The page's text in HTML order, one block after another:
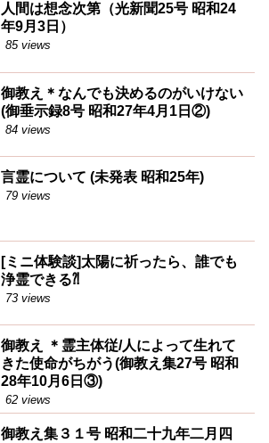
人間は想念次第（光新聞25号 昭和24
年9月3日）
85 views
御教え＊なんでも決めるのがいけない
(御垂示録8号 昭和27年4月1日②)
84 views
言霊について (未発表 昭和25年)
79 views
[ミニ体験談]太陽に祈ったら、誰でも
浄霊できる⁈
73 views
御教え ＊霊主体従/人によって生れて
きた使命がちがう(御教え集27号 昭和
28年10月6日③)
62 views
御教え集３１号 昭和二十九年二月四